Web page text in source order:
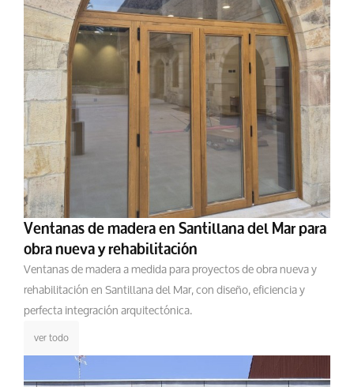
Ventanas de madera en Santillana del Mar para
obra nueva y rehabilitación
Ventanas de madera a medida para proyectos de obra nueva y
rehabilitación en Santillana del Mar, con diseño, eficiencia y
perfecta integración arquitectónica.
ver todo